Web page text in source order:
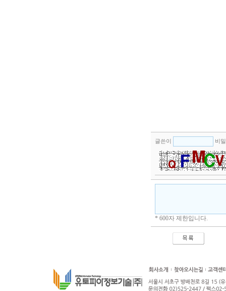
글쓴이 비
* 600자 제한입니다.